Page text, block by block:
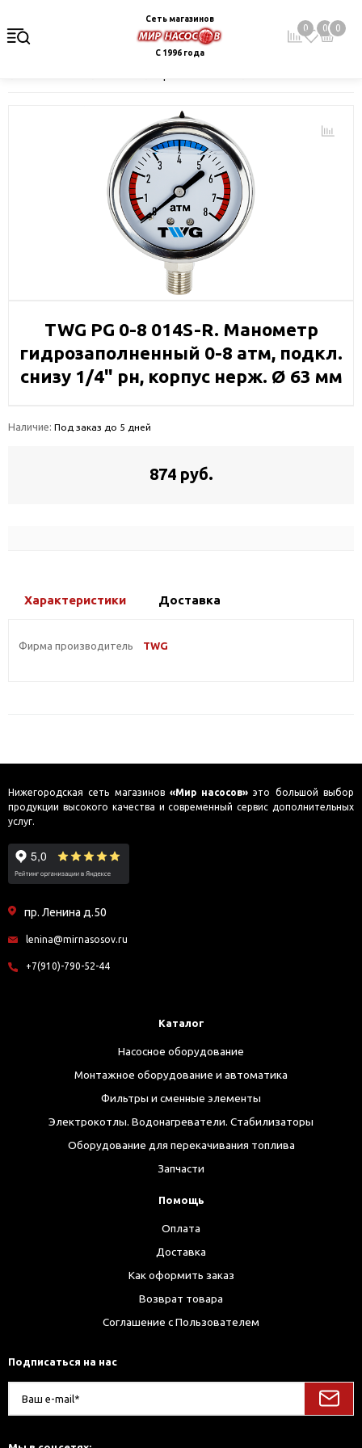
Сеть магазинов
С 1996 года
0 0 0
TWG PG 0-8 014S-R. Манометр
гидрозаполненный 0-8 атм, подкл.
снизу 1/4" рн, корпус нерж. Ø 63 мм
Наличие: Под заказ до 5 дней
874 руб.
Характеристики Доставка
Фирма производитель TWG
Нижегородская сеть магазинов «Мир насосов» это большой выбор
продукции высокого качества и современный сервис дополнительных
услуг.
пр. Ленина д.50
lenina@mirnasosov.ru
+7(910)-790-52-44
Каталог
Насосное оборудование
Монтажное оборудование и автоматика
Фильтры и сменные элементы
Электрокотлы. Водонагреватели. Стабилизаторы
Оборудование для перекачивания топлива
Запчасти
Помощь
Оплата
Доставка
Как оформить заказ
Возврат товара
Соглашение с Пользователем
Подписаться на нас